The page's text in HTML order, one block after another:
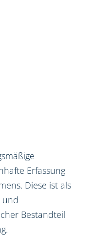
Erfassung
Diese ist als
und
Bestandteil